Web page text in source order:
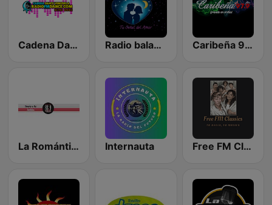
Cadena Dance Venezuela Radio baladasyalgomas Caribeña 97.9 FM
La Romántica FM Punto Fijo Internauta Free FM Classics Venezuela